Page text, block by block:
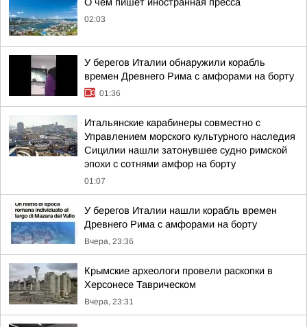
02:03
У берегов Италии обнаружили корабль
времен Древнего Рима с амфорами на борту
01:36
Итальянские карабинеры совместно с
Управлением морского культурного наследия
Сицилии нашли затонувшее судно римской
эпохи с сотнями амфор на борту
01:07
У берегов Италии нашли корабль времен
Древнего Рима с амфорами на борту
Вчера, 23:36
Крымские археологи провели раскопки в
Херсонесе Таврическом
Вчера, 23:31